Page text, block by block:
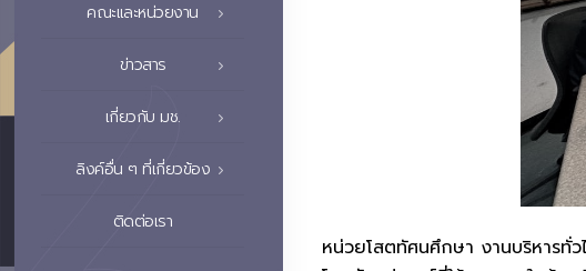
คณะและหน่วยงาน
ข่าวสาร
เกี่ยวกับ มช.
ลิงค์อื่น ๆ ที่เกี่ยวข้อง
ติดต่อเรา
หน่วยโสตทัศนศึกษา งานบริหารทั่